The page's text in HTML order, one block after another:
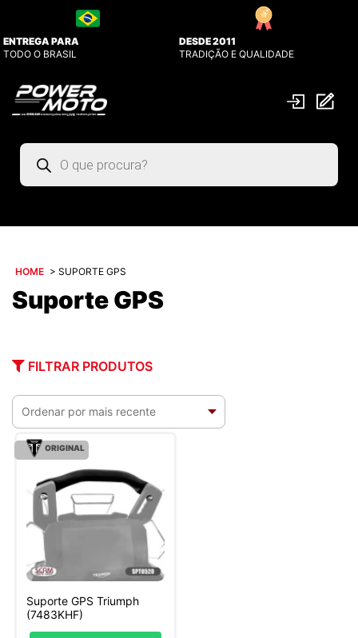
ENTREGA PARA
TODO O BRASIL
DESDE 2011
TRADIÇÃO E QUALIDADE
Pesquisar
produtos
HOME > SUPORTE GPS
Suporte GPS
FILTRAR PRODUTOS
ORIGINAL
Suporte GPS Triumph
(7483KHF)